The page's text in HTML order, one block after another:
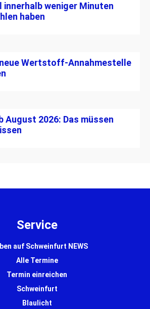
weniger Minuten
haben
Wertstoff-Annahmestelle
August 2026: Das müssen
Service
auf Schweinfurt NEWS
Alle Termine
Termin einreichen
Schweinfurt
Blaulicht